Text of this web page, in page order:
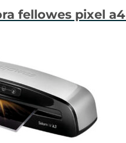
fellowes pixel